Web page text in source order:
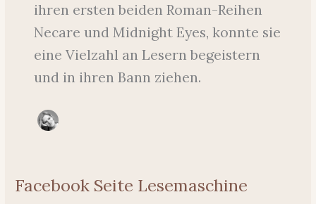
ihren ersten beiden Roman-Reihen
Necare und Midnight Eyes, konnte sie
eine Vielzahl an Lesern begeistern
und in ihren Bann ziehen.
Facebook Seite Lesemaschine